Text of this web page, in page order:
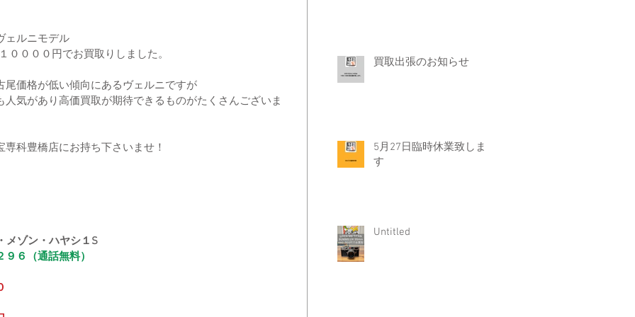
ェルニモデル
００００円でお買取りしました。
価格が低い傾向にあるヴェルニですが
気があり高価買取が期待できるものがたくさんございま
科豊橋店にお持ち下さいませ！
メゾン・ハヤシ１S
６（通話無料）
買取出張のお知らせ
5月27日臨時休業致しま
す
Untitled